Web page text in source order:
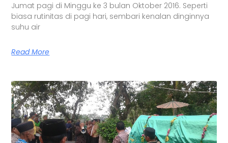
Jumat pagi di Minggu ke 3 bulan Oktober 2016. Seperti
biasa rutinitas di pagi hari, sembari kenalan dinginnya
suhu air
Read More